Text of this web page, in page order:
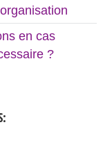
en cas
?